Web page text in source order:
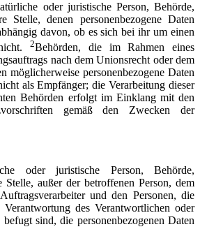
oder juristische Person, Behörde,
Stelle, denen personenbezogene Daten
davon, ob es sich bei ihr um einen
2Behörden, die im Rahmen eines
nach dem Unionsrecht oder dem
möglicherweise personenbezogene Daten
als Empfänger; die Verarbeitung dieser
Behörden erfolgt im Einklang mit den
gemäß den Zwecken der
oder juristische Person, Behörde,
Stelle, außer der betroffenen Person, dem
und den Personen, die
des Verantwortlichen oder
sind, die personenbezogenen Daten